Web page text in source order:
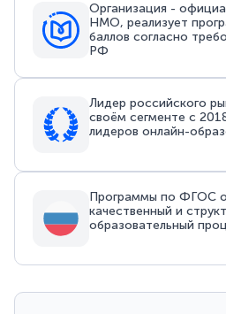
Организация -
НМО, реализует
баллов согласно
РФ
Лидер российского
своём сегменте с
лидеров онлайн-
Программы по ФГОС
качественный и
образовательный